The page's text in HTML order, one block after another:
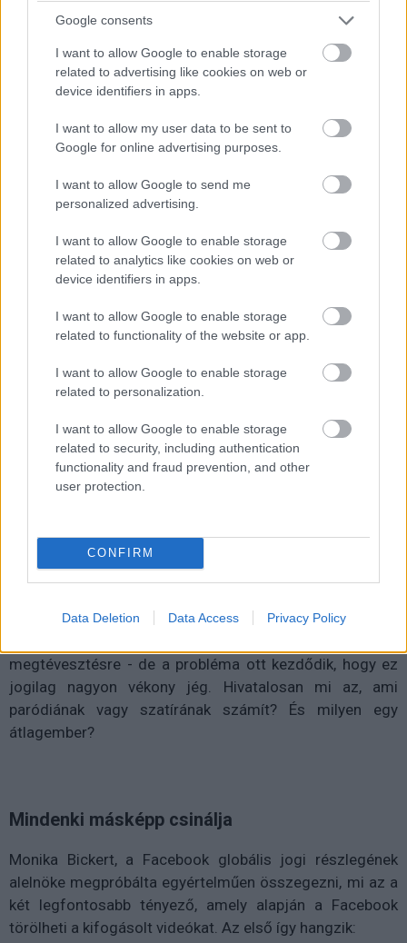
Google consents
I want to allow Google to enable storage
related to advertising like cookies on web or
device identifiers in apps.
I want to allow my user data to be sent to
Google for online advertising purposes.
I want to allow Google to send me
personalized advertising.
I want to allow Google to enable storage
related to analytics like cookies on web or
device identifiers in apps.
I want to allow Google to enable storage
related to functionality of the website or app.
I want to allow Google to enable storage
related to personalization.
I want to allow Google to enable storage
related to security, including authentication
functionality and fraud prevention, and other
user protection.
CONFIRM
Data Deletion Data Access Privacy Policy
A Facebook töröl minden hamis
videót, de nem tiszta, mi számít
annak
Bátky Zoltán|2020 január 7. 20:22
Jó dolog a félrevezető tartalmak ellen
alapokkal: vajon mi alapján dönt majd a
Facebook?
Hivatalos közleményben
videót törölni fognak, amely "egy átlagember számára
nem paródiaként vagy szatíraként értelmezhető". Ezt így
vadásznak majd, amelyek nem valaki kifigurázására
megtévesztésre - de a probléma ott kezdődik, hogy ez
jogilag nagyon vékony jég. Hivatalosan mi az, ami
paródiának vagy szatírának számít? És milyen egy
átlagember?
Mindenki másképp csinálja
Monika Bickert, a Facebook globális jogi részlegének
alelnöke megpróbálta egyértelműen összegezni, mi az a
két legfontosabb tényező, amely alapján a Facebook
törölheti a kifogásolt videókat. Az első így hangzik: